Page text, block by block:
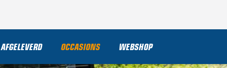
AFGELEVERD OCCASIONS WEBSHOP